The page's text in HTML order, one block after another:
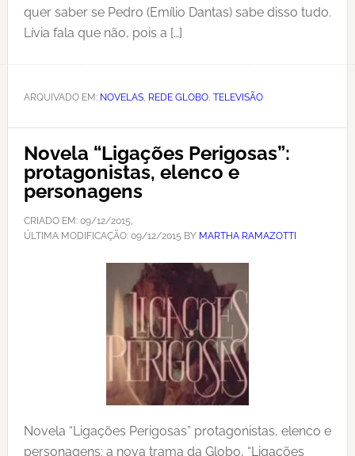
quer saber se Pedro (Emílio Dantas) sabe disso tudo.
Lívia fala que não, pois a […]
ARQUIVADO EM: NOVELAS, REDE GLOBO, TELEVISÃO
Novela “Ligações Perigosas”:
protagonistas, elenco e
personagens
CRIADO EM: 09/12/2015,
ÚLTIMA MODIFICAÇÃO: 09/12/2015 BY MARTHA RAMAZOTTI
Novela “Ligações Perigosas” protagonistas, elenco e
personagens: a nova trama da Globo, “Ligações